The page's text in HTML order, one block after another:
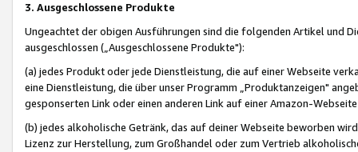
3. Ausgeschlossene Produkte
Ungeachtet der obigen Ausführungen sind die folgenden Artikel und
ausgeschlossen („Ausgeschlossene Produkte"):
(a) jedes Produkt oder jede Dienstleistung, die auf einer Webseite
eine Dienstleistung, die über unser Programm „Produktanzeigen"
gesponserten Link oder einen anderen Link auf einer Amazon-
(b) jedes alkoholische Getränk, das auf deiner Webseite beworben
Lizenz zur Herstellung, zum Großhandel oder zum Vertrieb